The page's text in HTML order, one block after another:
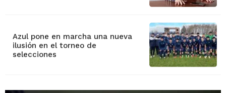
Azul pone en marcha una nueva
ilusión en el torneo de
selecciones